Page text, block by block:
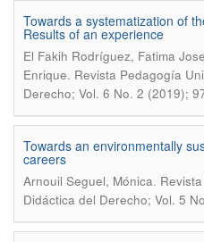
Towards a systematization of
Results of an experience
El Fakih Rodríguez, Fatima
Enrique. Revista Pedagogía
Derecho; Vol. 6 No. 2 (2019);
Towards an environmentally
careers
Arnouil Seguel, Mónica.
Didáctica del Derecho; Vol. 5